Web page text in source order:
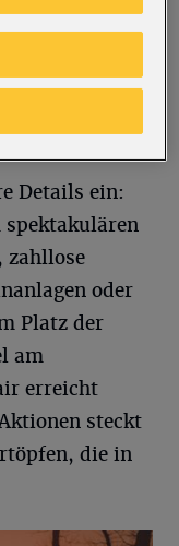
auf den
Details ein:
zahllose
oder
Platz der
am
erreicht
steckt
die in